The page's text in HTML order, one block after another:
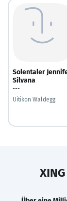
Solentaler
Silvana
---
Uitikon Waldegg